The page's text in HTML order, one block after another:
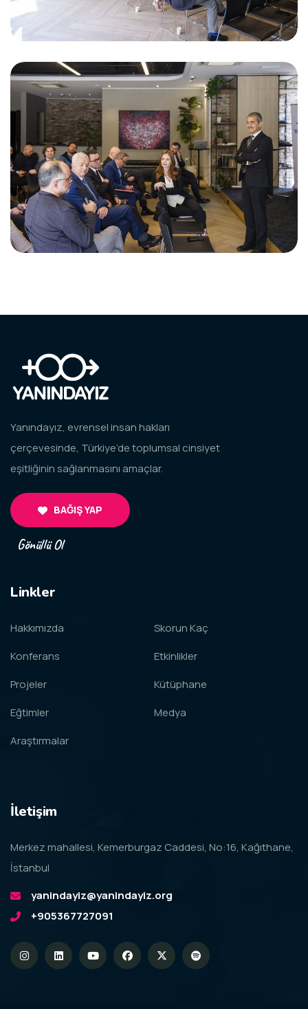
Yanındayız, evrensel insan hakları
çerçevesinde, Türkiye’de toplumsal cinsiyet
eşitliğinin sağlanmasını amaçlar.
BAĞIŞ YAP
Gönüllü Ol
Linkler
Hakkımızda
Konferans
Projeler
Eğtimler
Araştırmalar
Skorun Kaç
Etkinlikler
Kütüphane
Medya
İletişim
Merkez mahallesi, Kemerburgaz Caddesi, No:16, Kağıthane,
İstanbul
yanindayiz@yanindayiz.org
+905367727091